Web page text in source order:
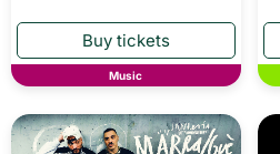
Music